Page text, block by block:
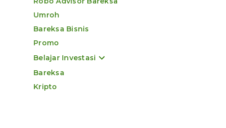
Umroh
Bareksa Bisnis
Promo
Belajar Investasi
Bareksa
Kripto